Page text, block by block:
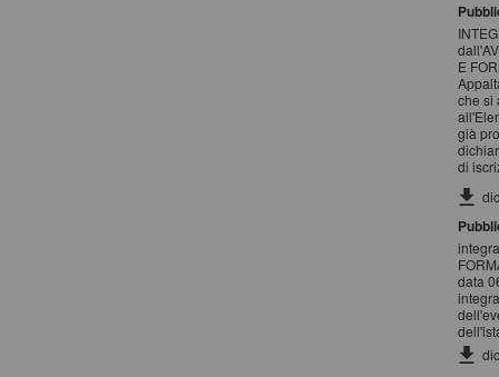
E
che si
già
di
data